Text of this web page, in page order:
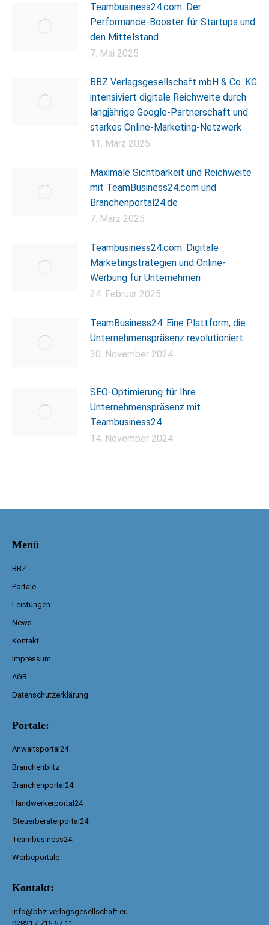
Teambusiness24.com: Der
Performance-Booster für Startups und
den Mittelstand
7. Mai 2025
BBZ Verlagsgesellschaft mbH & Co. KG
intensiviert digitale Reichweite durch
langjährige Google-Partnerschaft und
starkes Online-Marketing-Netzwerk
11. März 2025
Maximale Sichtbarkeit und Reichweite
mit TeamBusiness24.com und
Branchenportal24.de
7. März 2025
Teambusiness24.com: Digitale
Marketingstrategien und Online-
Werbung für Unternehmen
24. Februar 2025
TeamBusiness24: Eine Plattform, die
Unternehmenspräsenz revolutioniert
30. November 2024
SEO-Optimierung für Ihre
Unternehmenspräsenz mit
Teambusiness24
14. November 2024
Menü
BBZ
Portale
Leistungen
News
Kontakt
Impressum
AGB
Datenschutzerklärung
Portale:
Anwaltsportal24
Branchenblitz
Branchenportal24
Handwerkerportal24
Steuerberaterportal24
Teambusiness24
Werbeportale
Kontakt:
info@bbz-verlagsgesellschaft.eu